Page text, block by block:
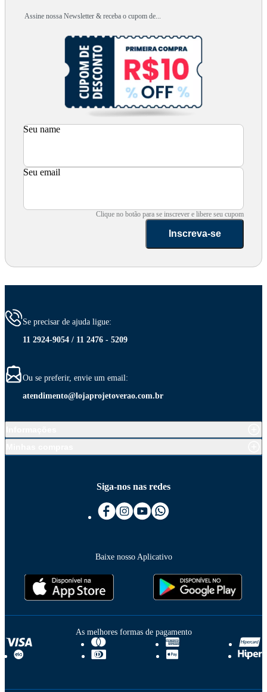
Assine nossa Newsletter & receba o cupom de...
Seu name
Seu email
Clique no botão para se inscrever e libere seu cupom
Inscreva-se
Se precisar de ajuda ligue:
11 2924-9054 / 11 2476 - 5209
Ou se preferir, envie um email:
atendimento@lojaprojetoverao.com.br
Siga-nos nas redes
Baixe nosso Aplicativo
As melhores formas de pagamento